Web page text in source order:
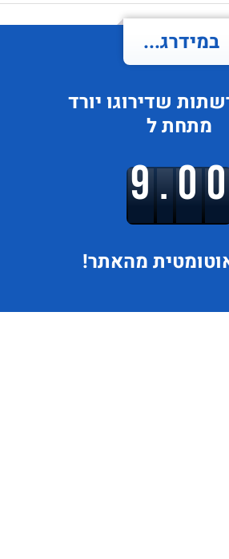
במידרג...
שדירוגו יורד
מתחת ל
מהאתר!